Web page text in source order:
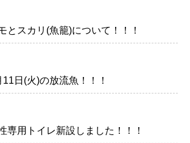
とスカリ(魚籠)について！！！
11日(火)の放流魚！！！
専用トイレ新設しました！！！